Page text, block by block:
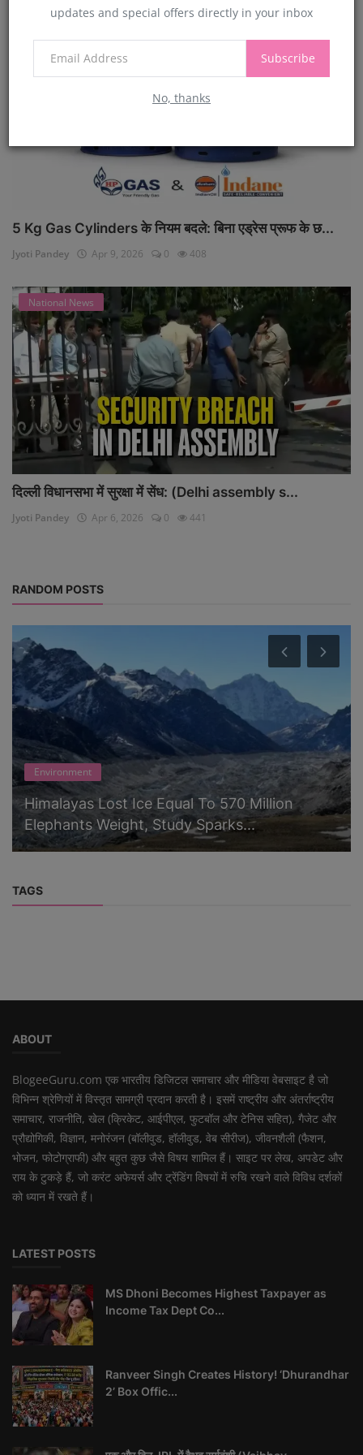
updates and special offers directly in your inbox
Subscribe
No, thanks
National News
5 Kg Gas Cylinders के नियम बदले: बिना एड्रेस प्रूफ के छ...
Jyoti Pandey Apr 9, 2026 0 408
National News
दिल्ली विधानसभा में सुरक्षा में सेंध: (Delhi assembly s...
Jyoti Pandey Apr 6, 2026 0 441
RANDOM POSTS
Environment
Himalayas Lost Ice Equal To 570 Million
Elephants Weight, Study Sparks...
TAGS
ABOUT
BlogeeGuru.com एक भारतीय डिजिटल समाचार और मीडिया वेबसाइट है जो
विभिन्न श्रेणियों में विस्तृत सामग्री प्रदान करती है। इसमें राष्ट्रीय और अंतर्राष्ट्रीय
समाचार, राजनीति, खेल (क्रिकेट, आईपीएल, फुटबॉल और टेनिस सहित), गैजेट और
प्रौद्योगिकी, विज्ञान, मनोरंजन (बॉलीवुड, हॉलीवुड, वेब सीरीज), जीवनशैली (फैशन,
भोजन, फोटोग्राफी) और बहुत कुछ जैसे विषय शामिल हैं। साइट पर लेख, अपडेट और
राय के टुकड़े हैं, जो करंट अफेयर्स और ट्रेंडिंग विषयों में रुचि रखने वाले विविध दर्शकों
को ध्यान में रखते हैं।
LATEST POSTS
MS Dhoni Becomes Highest Taxpayer as
Income Tax Dept Co...
Ranveer Singh Creates History! ‘Dhurandhar
2’ Box Offic...